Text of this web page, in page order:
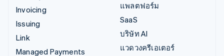
Invoicing
Issuing
Link
Managed Payments
แพลตฟอร์ม
SaaS
บริษัท AI
แวดวงครีเอเตอร์